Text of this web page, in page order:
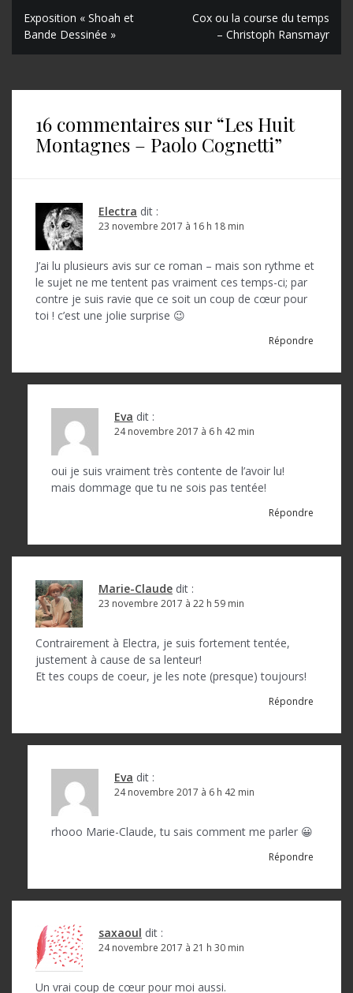
N
a
’
Exposition « Shoah et
Bande Dessinée »
Cox ou la course du temps
– Christoph Ransmayr
16 commentaires sur “Les Huit
Montagnes – Paolo Cognetti”
Electra dit :
23 novembre 2017 à 16 h 18 min
J’ai lu plusieurs avis sur ce roman – mais son rythme et
le sujet ne me tentent pas vraiment ces temps-ci; par
contre je suis ravie que ce soit un coup de cœur pour
toi ! c’est une jolie surprise 😉
Répondre
Eva dit :
24 novembre 2017 à 6 h 42 min
oui je suis vraiment très contente de l’avoir lu!
mais dommage que tu ne sois pas tentée!
Répondre
Marie-Claude dit :
23 novembre 2017 à 22 h 59 min
Contrairement à Electra, je suis fortement tentée,
justement à cause de sa lenteur!
Et tes coups de coeur, je les note (presque) toujours!
Répondre
Eva dit :
24 novembre 2017 à 6 h 42 min
rhooo Marie-Claude, tu sais comment me parler 😀
Répondre
saxaoul dit :
24 novembre 2017 à 21 h 30 min
Un vrai coup de cœur pour moi aussi.